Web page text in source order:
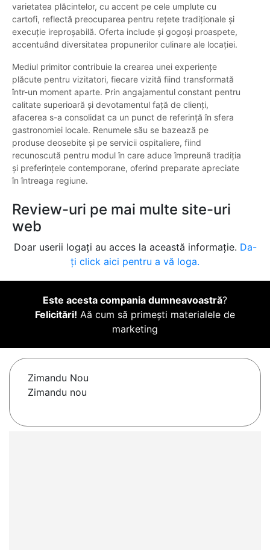
varietatea plăcintelor, cu accent pe cele umplute cu
cartofi, reflectă preocuparea pentru rețete tradiționale și
execuție ireproșabilă. Oferta include și gogoși proaspete,
accentuând diversitatea propunerilor culinare ale locației.
Mediul primitor contribuie la crearea unei experiențe
plăcute pentru vizitatori, fiecare vizită fiind transformată
într-un moment aparte. Prin angajamentul constant pentru
calitate superioară și devotamentul față de clienți,
afacerea s-a consolidat ca un punct de referință în sfera
gastronomiei locale. Renumele său se bazează pe
produse deosebite și pe servicii ospitaliere, fiind
recunoscută pentru modul în care aduce împreună tradiția
și preferințele contemporane, oferind preparate apreciate
în întreaga regiune.
Review-uri pe mai multe site-uri
web
Doar userii logați au acces la această informație. Da-
ți click aici pentru a vă loga.
Este acesta compania dumneavoastră?
Felicitări! Aă cum să primești materialele de
marketing
Zimandu Nou
Zimandu nou